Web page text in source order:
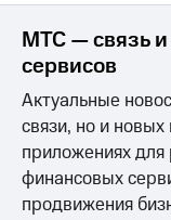
регионе
секретарь
МТС — связь
сервисов
Актуальные
связи, но и
приложениях
финансовых
продвижения